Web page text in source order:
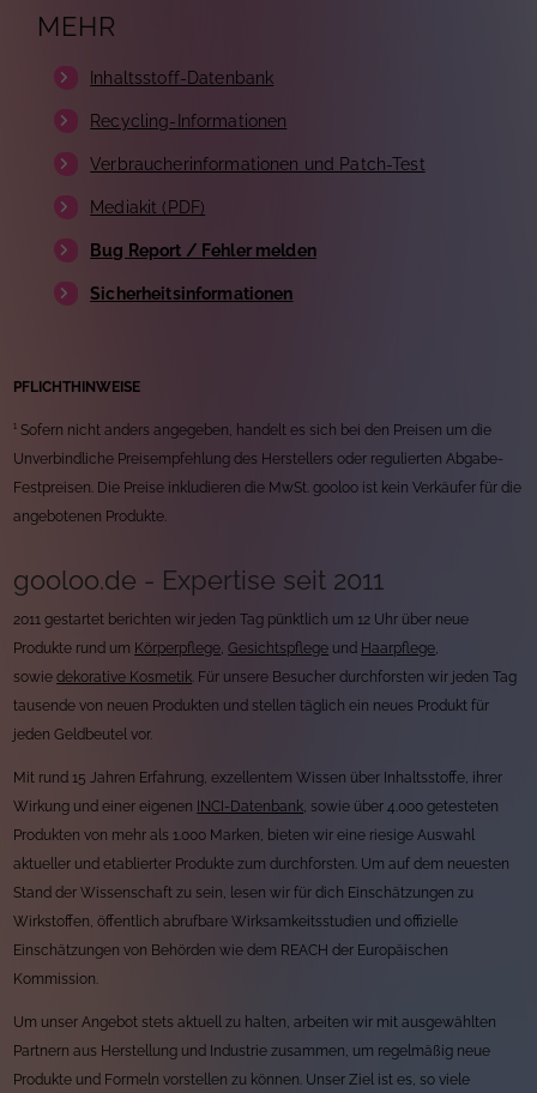
MEHR
Inhaltsstoff-Datenbank
Recycling-Informationen
Verbraucherinformationen und Patch-Test
Mediakit (PDF)
Bug Report / Fehler melden
Sicherheitsinformationen
PFLICHTHINWEISE
¹ Sofern nicht anders angegeben, handelt es sich bei den Preisen um die
Unverbindliche Preisempfehlung des Herstellers oder regulierten Abgabe-
Festpreisen. Die Preise inkludieren die MwSt. gooloo ist kein Verkäufer für die
angebotenen Produkte.
gooloo.de - Expertise seit 2011
2011 gestartet berichten wir jeden Tag pünktlich um 12 Uhr über neue
Produkte rund um Körperpflege,Gesichtspflege und Haarpflege,
sowiedekorative Kosmetik. Für unsere Besucher durchforsten wir jeden Tag
tausende von neuen Produkten und stellen täglich ein neues Produkt für
jeden Geldbeutel vor.
Mit rund 15 Jahren Erfahrung, exzellentem Wissen über Inhaltsstoffe, ihrer
Wirkung und einer eigenen
INCI-Datenbank, sowie über 4.000 getesteten
Produkten von mehr als 1.000 Marken, bieten wir eine riesige Auswahl
aktueller und etablierter Produkte zum durchforsten. Um auf dem neuesten
Stand der Wissenschaft zu sein, lesen wir für dich Einschätzungen zu
Wirkstoffen, öffentlich abrufbare Wirksamkeitsstudien und offizielle
Einschätzungen von Behörden wie dem REACH der Europäischen
Kommission.
Um unser Angebot stets aktuell zu halten, arbeiten wir mit ausgewählten
Partnern aus Herstellung und Industrie zusammen, um regelmäßig neue
Produkte und Formeln vorstellen zu können. Unser Ziel ist es, so viele